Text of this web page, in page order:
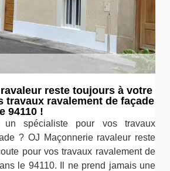
reste toujours à votre
travaux ravalement de façade
94110 !
un spécialiste pour vos travaux
? OJ Maçonnerie ravaleur reste
pour vos travaux ravalement de
le 94110. Il ne prend jamais une